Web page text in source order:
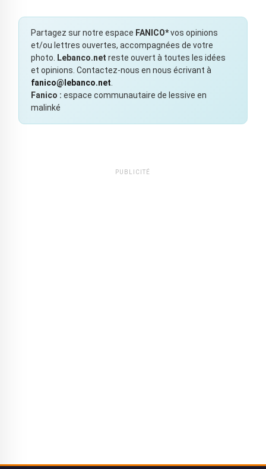
Partagez sur notre espace FANICO*vos opinions
et/ou lettres ouvertes, accompagnées de votre
photo.
Lebanco.net reste ouvert à toutes les idées
et opinions. Contactez-nous en nous écrivant à
fanico@lebanco.net
Fanico : espace communautaire de lessive en
malinké
PUBLICITÉ